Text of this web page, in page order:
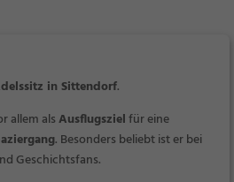
in Sittendorf.
allem alsAusflugszielfür eine
. Besonders beliebt ist er bei
Geschichtsfans.